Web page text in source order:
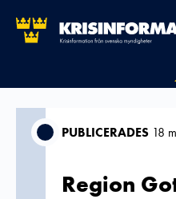
PUBLICERADES 18
Region